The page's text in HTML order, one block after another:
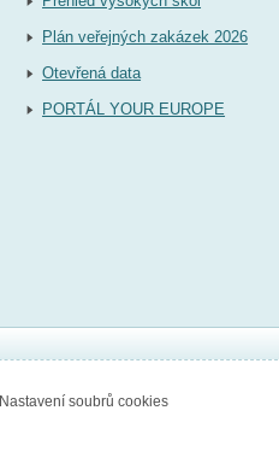
Plán veřejných zakázek 2026
Otevřená data
PORTÁL YOUR EUROPE
Nastavení soubrů cookies